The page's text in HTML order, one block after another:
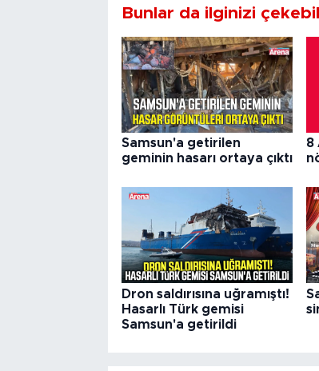
Bunlar da ilginizi
Samsun'a getirilen
geminin hasarı ortaya çıktı
8
Dron saldırısına uğramıştı!
Hasarlı Türk gemisi
Samsun'a getirildi